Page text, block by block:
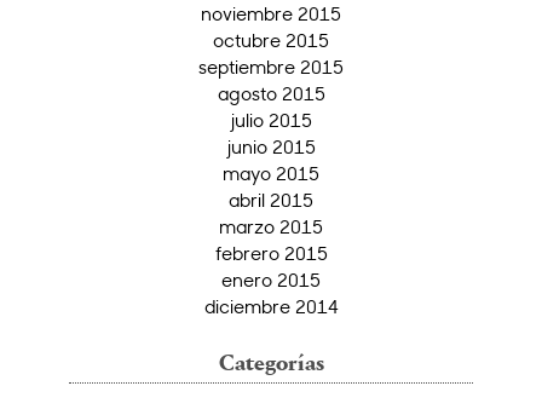
noviembre 2015
octubre 2015
septiembre 2015
agosto 2015
julio 2015
junio 2015
mayo 2015
abril 2015
marzo 2015
febrero 2015
enero 2015
diciembre 2014
Categorías